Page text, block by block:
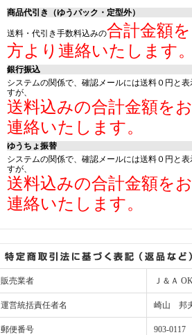
商品代引き（ゆうパック・定型外）
送料・代引き手数料込みの合計金額
方より連絡いたします。
銀行振込
システムの関係で、確認メールには送料０円と表
すが、
送料込みの合計金額を
連絡いたします。
ゆうちょ振替
システムの関係で、確認メールには送料０円と表
すが、
送料込みの合計金額を
連絡いたします。
販売業者 Ｊ＆Ａ
運営統括責任者名 崎山 邦
郵便番号 903-0117